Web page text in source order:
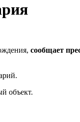
сообщает
объект.